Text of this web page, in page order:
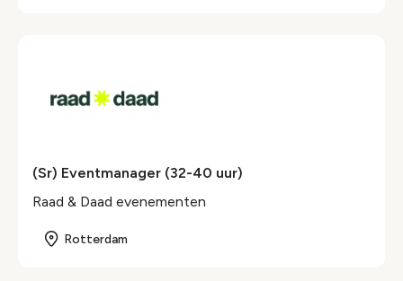
(Sr) Eventmanager (32-40 uur)
Raad & Daad evenementen
Rotterdam